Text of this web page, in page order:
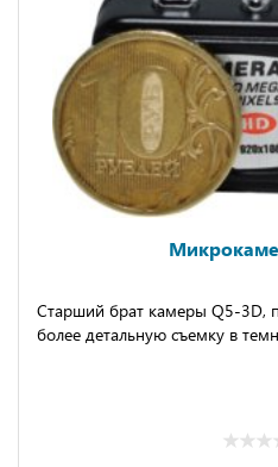
Старший брат камеры Q5-3D,
более детальную съемку в